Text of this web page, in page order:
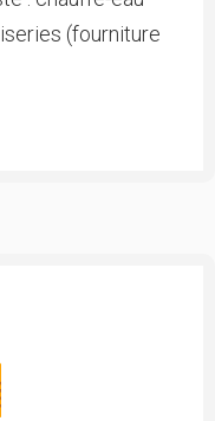
(fourniture